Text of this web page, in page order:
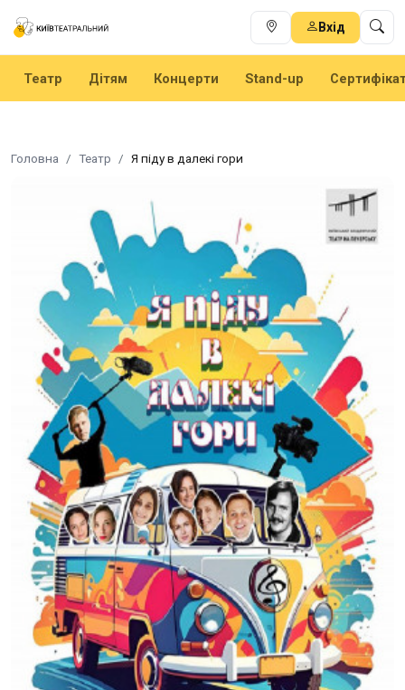
Вхід
Театр Дітям Концерти Stand-up
Головна Театр Я піду в далекі гори